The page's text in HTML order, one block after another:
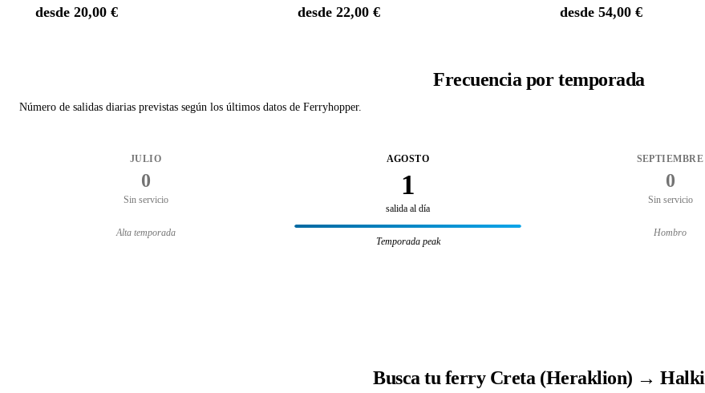
desde 20,00 € desde 22,00 € desde 54,00 €
Frecuencia por temporada
Número de salidas diarias previstas según los últimos datos de Ferryhopper.
JULIO
0
Sin servicio
Alta temporada
AGOSTO
1
salida al día
Temporada peak
SEPTIEMBRE
0
Sin servicio
Hombro
Busca tu ferry Creta (Heraklion) → Halki